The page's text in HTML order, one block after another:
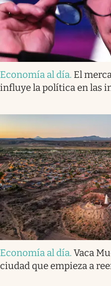
Economía al día. El
influye la política en las
Economía al día. Vaca
ciudad que empieza a